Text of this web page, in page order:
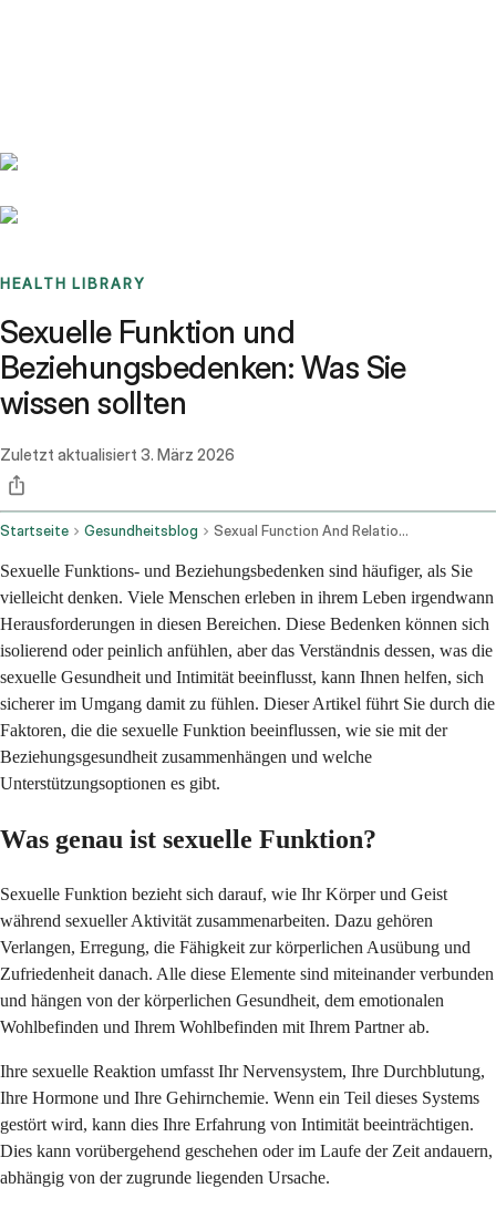
HEALTH LIBRARY
Sexuelle Funktion und
Beziehungsbedenken: Was Sie
wissen sollten
Zuletzt aktualisiert 3. März 2026
Startseite Gesundheitsblog Sexual Function And Relationship Concerns
Sexuelle Funktions- und Beziehungsbedenken sind häufiger, als Sie
vielleicht denken. Viele Menschen erleben in ihrem Leben irgendwann
Herausforderungen in diesen Bereichen. Diese Bedenken können sich
isolierend oder peinlich anfühlen, aber das Verständnis dessen, was die
sexuelle Gesundheit und Intimität beeinflusst, kann Ihnen helfen, sich
sicherer im Umgang damit zu fühlen. Dieser Artikel führt Sie durch die
Faktoren, die die sexuelle Funktion beeinflussen, wie sie mit der
Beziehungsgesundheit zusammenhängen und welche
Unterstützungsoptionen es gibt.
Was genau ist sexuelle Funktion?
Sexuelle Funktion bezieht sich darauf, wie Ihr Körper und Geist
während sexueller Aktivität zusammenarbeiten. Dazu gehören
Verlangen, Erregung, die Fähigkeit zur körperlichen Ausübung und
Zufriedenheit danach. Alle diese Elemente sind miteinander verbunden
und hängen von der körperlichen Gesundheit, dem emotionalen
Wohlbefinden und Ihrem Wohlbefinden mit Ihrem Partner ab.
Ihre sexuelle Reaktion umfasst Ihr Nervensystem, Ihre Durchblutung,
Ihre Hormone und Ihre Gehirnchemie. Wenn ein Teil dieses Systems
gestört wird, kann dies Ihre Erfahrung von Intimität beeinträchtigen.
Dies kann vorübergehend geschehen oder im Laufe der Zeit andauern,
abhängig von der zugrunde liegenden Ursache.